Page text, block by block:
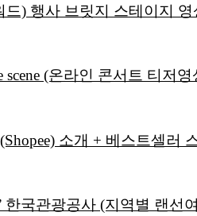
) 행사 브릿지 스테이지 영
scene (온라인 콘서트 티저영
소개 + 베스트셀러
한국관광공사 (지역별 랜선